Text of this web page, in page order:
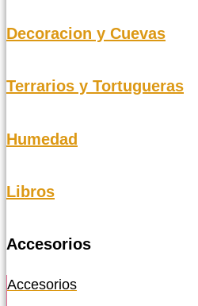
Decoracion y Cuevas
Terrarios y Tortugueras
Humedad
Libros
Accesorios
Accesorios